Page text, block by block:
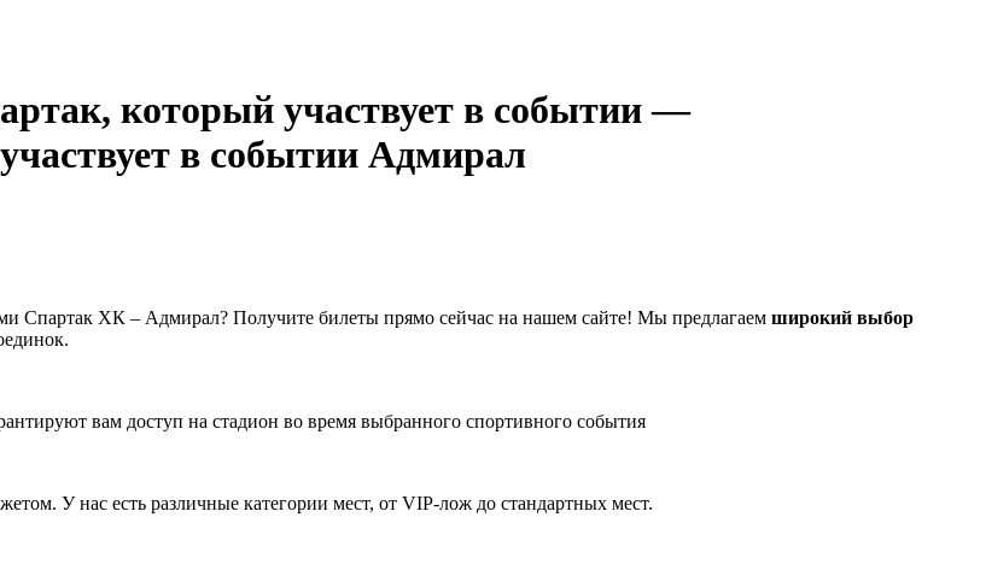
—
Адмирал
Спартак ХК – Адмирал? Получите билеты прямо сейчас на нашем сайте! Мы предлагаем широкий выбор
вам доступ на стадион во время выбранного спортивного события
У нас есть различные категории мест, от VIP-лож до стандартных мест.